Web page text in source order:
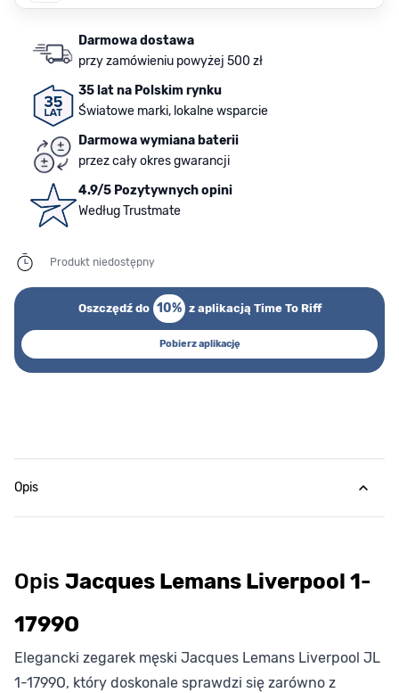
Darmowa dostawa
przy zamówieniu powyżej 500 zł
35 lat na Polskim rynku
Światowe marki, lokalne wsparcie
Darmowa wymiana baterii
przez cały okres gwarancji
4.9/5 Pozytywnych opini
Według Trustmate
Produkt niedostępny
Oszczędź do 10% z aplikacją Time To Riff
Pobierz aplikację
Opis
Opis Jacques Lemans Liverpool 1-
1799O
Elegancki zegarek męski Jacques Lemans Liverpool JL
1-1799O, który doskonale sprawdzi się zarówno z